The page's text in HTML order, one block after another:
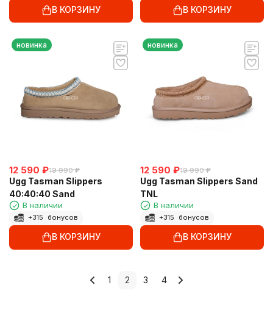
В КОРЗИНУ В КОРЗИНУ
новинка
12 590 ₽19 990 ₽
Ugg Tasman Slippers
40:40:40 Sand
В наличии
+315 бонусов
В КОРЗИНУ
новинка
12 590 ₽19 990 ₽
Ugg Tasman Slippers Sand
TNL
В наличии
+315 бонусов
В КОРЗИНУ
1 2 3 4